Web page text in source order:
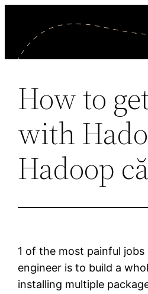
content
How to
with
Hadoop
1 of the most painful jobs
engineer is to build a
installing multiple